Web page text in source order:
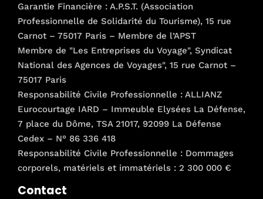
Garantie Financière : A.P.S.T. (Association
Professionnelle de Solidarité du Tourisme), 15 rue
Carnot – 75017 Paris – Membre de l’APST
Membre de "Les Entreprises du Voyage", Syndicat
National des Agences de Voyages", 15 rue Carnot –
75017 Paris
Responsabilité Civile Professionnelle : ALLIANZ
Eurocourtage IARD – Immeuble Elysées La Défense,
7 place du Dôme, TSA 21017, 92099 La Défense
Cedex – N° 86 336 418
Responsabilité Civile Professionnelle : Dommages
corporels, matériels et immatériels : 2 300 000 €
Contact